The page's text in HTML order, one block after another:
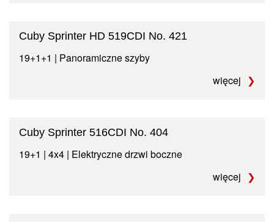
Cuby Sprinter HD 519CDI No. 421
19+1+1 | Panoramiczne szyby
więcej
Cuby Sprinter 516CDI No. 404
19+1 | 4x4 | Elektryczne drzwi boczne
więcej